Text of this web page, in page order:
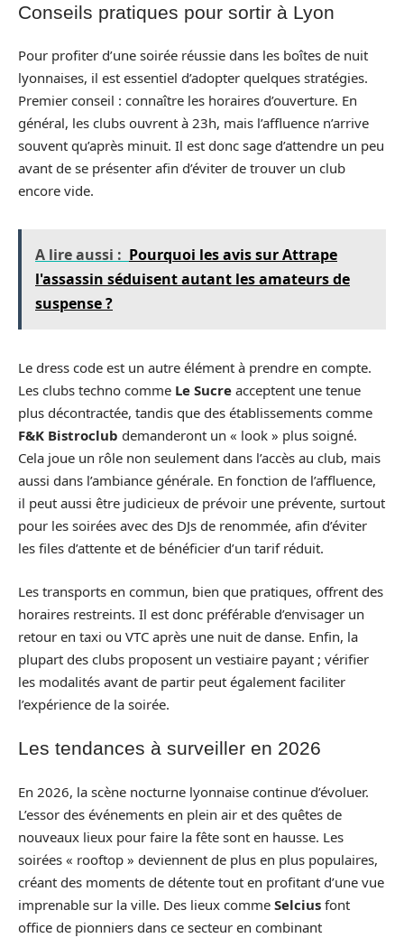
Conseils pratiques pour sortir à Lyon
Pour profiter d’une soirée réussie dans les boîtes de nuit
lyonnaises, il est essentiel d’adopter quelques stratégies.
Premier conseil : connaître les horaires d’ouverture. En
général, les clubs ouvrent à 23h, mais l’affluence n’arrive
souvent qu’après minuit. Il est donc sage d’attendre un peu
avant de se présenter afin d’éviter de trouver un club
encore vide.
A lire aussi : Pourquoi les avis sur Attrape
l'assassin séduisent autant les amateurs de
suspense ?
Le dress code est un autre élément à prendre en compte.
Les clubs techno comme Le Sucre acceptent une tenue
plus décontractée, tandis que des établissements comme
F&K Bistroclub demanderont un « look » plus soigné.
Cela joue un rôle non seulement dans l’accès au club, mais
aussi dans l’ambiance générale. En fonction de l’affluence,
il peut aussi être judicieux de prévoir une prévente, surtout
pour les soirées avec des DJs de renommée, afin d’éviter
les files d’attente et de bénéficier d’un tarif réduit.
Les transports en commun, bien que pratiques, offrent des
horaires restreints. Il est donc préférable d’envisager un
retour en taxi ou VTC après une nuit de danse. Enfin, la
plupart des clubs proposent un vestiaire payant ; vérifier
les modalités avant de partir peut également faciliter
l’expérience de la soirée.
Les tendances à surveiller en 2026
En 2026, la scène nocturne lyonnaise continue d’évoluer.
L’essor des événements en plein air et des quêtes de
nouveaux lieux pour faire la fête sont en hausse. Les
soirées « rooftop » deviennent de plus en plus populaires,
créant des moments de détente tout en profitant d’une vue
imprenable sur la ville. Des lieux comme Selcius font
office de pionniers dans ce secteur en combinant